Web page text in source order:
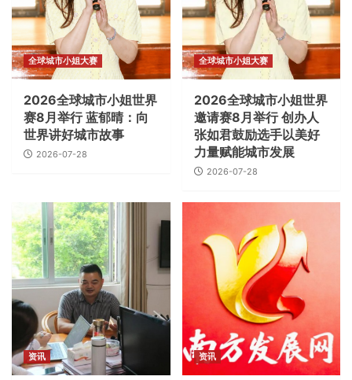
全球城市小姐大赛
2026全球城市小姐世界
赛8月举行 蓝郁晴：向
世界讲好城市故事
2026-07-28
全球城市小姐大赛
2026全球城市小姐世界
邀请赛8月举行 创办人
张如君鼓励选手以美好
力量赋能城市发展
2026-07-28
资讯 资讯